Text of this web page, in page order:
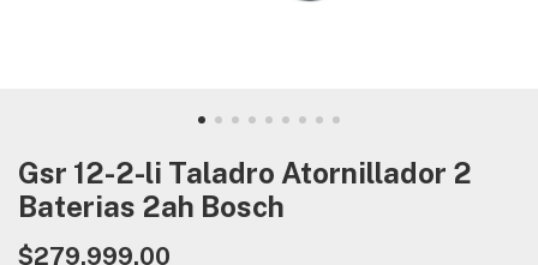
Gsr 12-2-li Taladro Atornillador 2
Baterias 2ah Bosch
$279.999,00